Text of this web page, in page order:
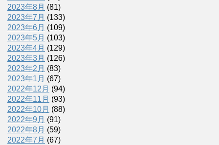
2023年8月 (81)
2023年7月 (133)
2023年6月 (109)
2023年5月 (103)
2023年4月 (129)
2023年3月 (126)
2023年2月 (83)
2023年1月 (67)
2022年12月 (94)
2022年11月 (93)
2022年10月 (88)
2022年9月 (91)
2022年8月 (59)
2022年7月 (67)